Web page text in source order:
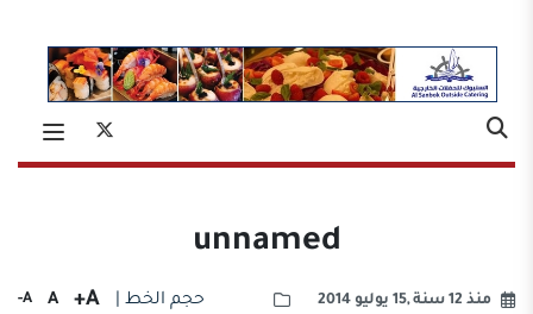
unnamed
منذ 12 سنة ,15 يوليو 2014 حجم الخط | A+
A
A-